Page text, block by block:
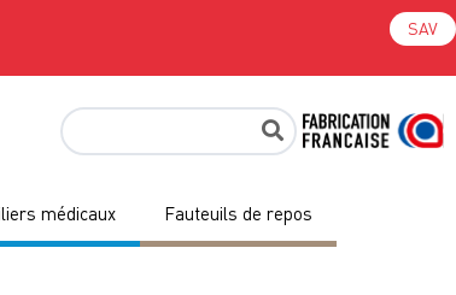
SAV
médicaux Fauteuils de repos